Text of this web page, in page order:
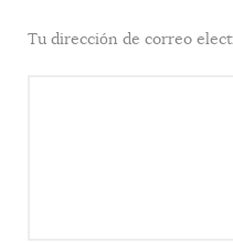
Tu dirección de correo